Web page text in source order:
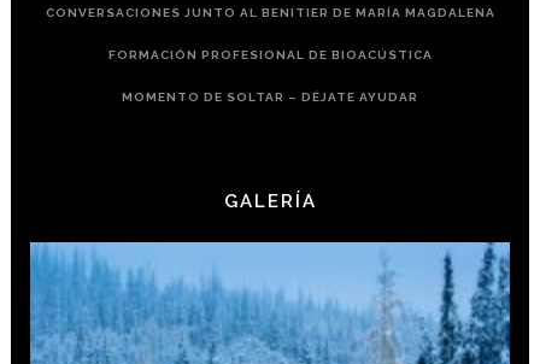
CONVERSACIONES JUNTO AL BENITIER DE MARÍA MAGDALENA
FORMACIÓN PROFESIONAL DE BIOACÚSTICA
MOMENTO DE SOLTAR – DÉJATE AYUDAR
GALERÍA